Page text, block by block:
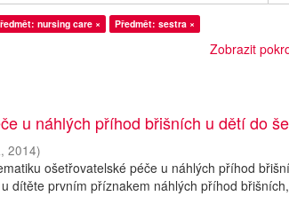
nursing care × Předmět: sestra ×
Zobrazit
u náhlých příhod břišních u dětí do
,2014)
ošetřovatelské péče u náhlých příhod
dítěte prvním příznakem náhlých příhod